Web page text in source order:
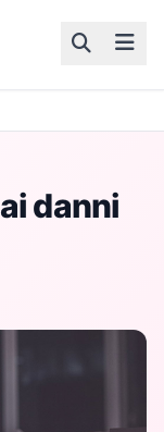
danni